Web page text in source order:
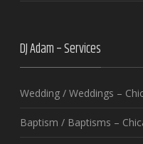
DJ Adam – Services
Wedding / Weddings –
Baptism / Baptisms –